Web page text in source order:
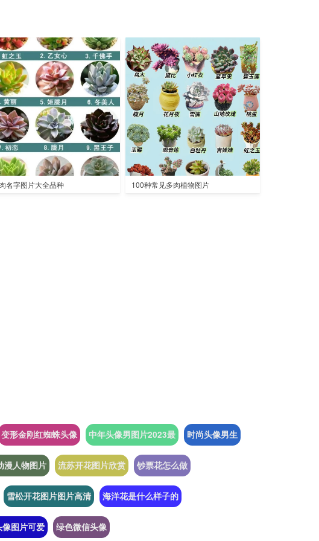
名字图片大全品种 100种常见多肉植物图片
变形金刚红蜘蛛头像 中年头像男图片2023最 时尚头像男生
漫人物图片 流苏开花图片欣赏 钞票花怎么做
雪松开花图片图片高清 海洋花是什么样子的
图片可爱 绿色微信头像